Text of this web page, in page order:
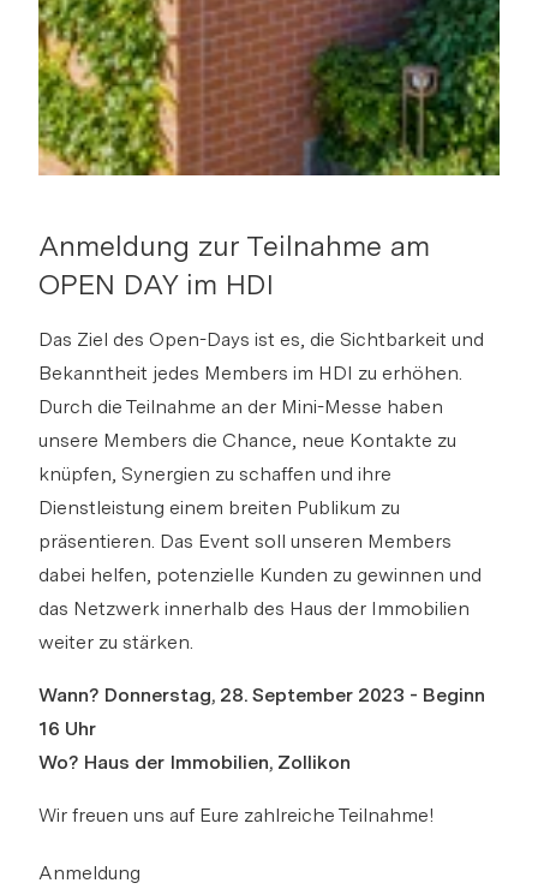
Bitte anmelden, um Merkliste zu
erstellen.
Login
Anmeldung zur Teilnahme am
OPEN DAY im HDI
Das Ziel des Open-Days ist es, die Sichtbarkeit und
Bekanntheit jedes Members im HDI zu erhöhen.
Durch die Teilnahme an der Mini-Messe haben
unsere Members die Chance, neue Kontakte zu
knüpfen, Synergien zu schaffen und ihre
Dienstleistung einem breiten Publikum zu
präsentieren. Das Event soll unseren Members
dabei helfen, potenzielle Kunden zu gewinnen und
das Netzwerk innerhalb des Haus der Immobilien
weiter zu stärken.
Wann? Donnerstag, 28. September 2023 - Beginn
16 Uhr
Wo? Haus der Immobilien, Zollikon
Wir freuen uns auf Eure zahlreiche Teilnahme!
Anmeldung
Anmeldung zur Teilnahme am
OPEN DAY
Via Link